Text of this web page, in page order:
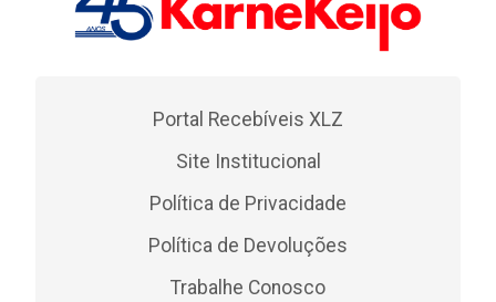
Portal Recebíveis XLZ
Site Institucional
Política de Privacidade
Política de Devoluções
Trabalhe Conosco